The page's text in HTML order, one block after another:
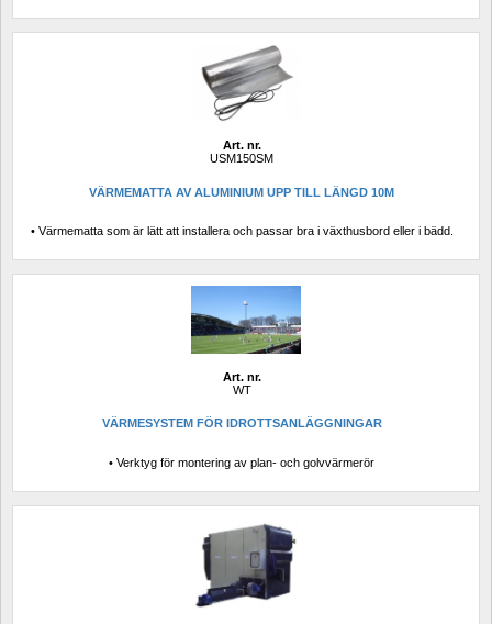
Art. nr.
USM150SM
VÄRMEMATTA AV ALUMINIUM UPP TILL LÄNGD 10M
• Värmematta som är lätt att installera och passar bra i växthusbord eller i bädd.
Art. nr.
WT
VÄRMESYSTEM FÖR IDROTTSANLÄGGNINGAR
• Verktyg för montering av plan- och golvvärmerör